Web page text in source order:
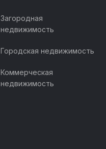
Загородная
недвижимость
Городская недвижимость
Коммерческая
недвижимость